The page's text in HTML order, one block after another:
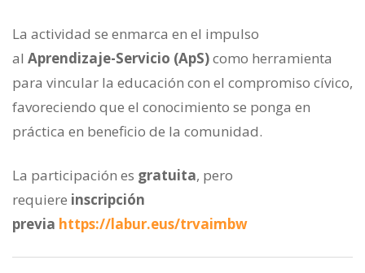
La actividad se enmarca en el impulso
al Aprendizaje-Servicio (ApS)como herramienta
para vincular la educación con el compromiso cívico,
favoreciendo que el conocimiento se ponga en
práctica en beneficio de la comunidad.
La participación es gratuita, pero
requiere inscripción
previa https://labur.eus/trvaimbw